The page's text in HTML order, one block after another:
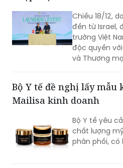
Chiều 18/12,
đến từ Israel,
trường Việt
độc quyền
và Thương
Bộ Y tế đề nghị lấy mẫu
Mailisa kinh doanh
Bộ Y tế yêu
chất lượng
phân phối, có